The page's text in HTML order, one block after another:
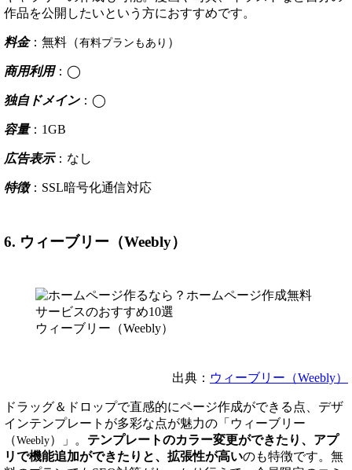
作品を公開したいという方におすすめです。
料金：無料（有料プランもあり ）
商用利用：◯
独自ドメイン：◯
容量：1GB
広告表示：なし
特徴：SSL暗号化通信対応
6. ウィーブリー（Weebly）
ウィーブリー（Weebly）
出典： ウィーブリー（Weebly）
ドラッグ＆ドロップで直感的にページ作成ができる点、デザ
インテンプレートが多彩な点が魅力の「ウィーブリー
（Weebly）」。 テンプレートのカラー変更ができたり、アプ
リで機能追加ができたりと、拡張性が高いのも特徴です。無